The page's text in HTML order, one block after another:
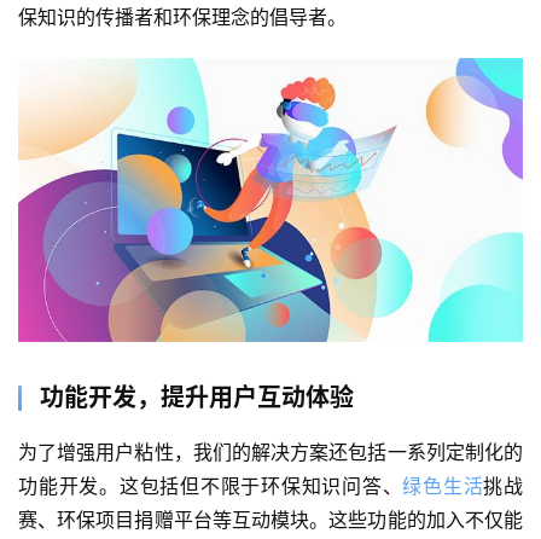
保知识的传播者和环保理念的倡导者。
功能开发，提升用户互动体验
为了增强用户粘性，我们的解决方案还包括一系列定制化的
功能开发。这包括但不限于环保知识问答、绿色生活挑战
赛、环保项目捐赠平台等互动模块。这些功能的加入不仅能